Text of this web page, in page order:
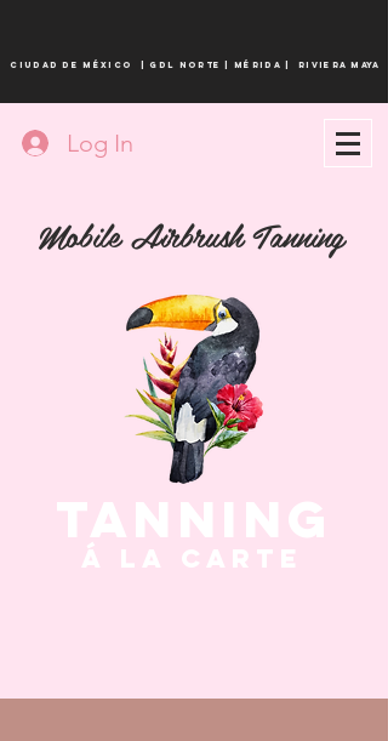
CIUDAD DE MÉXICO Gdl norte |MÉRIDA | Riviera maya
Log In
Mobile Airbrush Tanning
TANNING
​Á LA CARTE